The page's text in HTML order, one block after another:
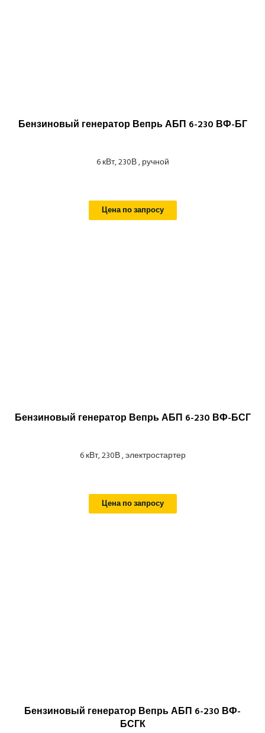
Бензиновый генератор Вепрь АБП 6-230 ВФ-БГ
6 кВт, 230В , ручной
Цена по запросу
Бензиновый генератор Вепрь АБП 6-230 ВФ-БСГ
6 кВт, 230В , электростартер
Цена по запросу
Бензиновый генератор Вепрь АБП 6-230 ВФ-
БСГК